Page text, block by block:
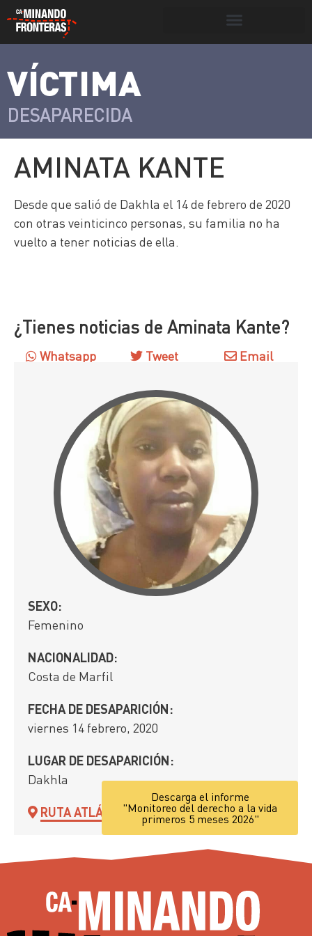
Víctimas y
victimarios
Portada » Víctimas
VÍCTIMA
DESAPARECIDA
AMINATA KANTE
Desde que salió de Dakhla el 14 de febrero de 2020
con otras veinticinco personas, su familia no ha
vuelto a tener noticias de ella.
¿Tienes noticias de Aminata Kante?
Whatsapp Tweet Email
SEXO:
Femenino
NACIONALIDAD:
Costa de Marfil
FECHA DE DESAPARICIÓN:
viernes 14 febrero, 2020
LUGAR DE DESAPARICIÓN:
Dakhla
RUTA ATLÁNTICA
Descarga el informe
"Monitoreo del derecho a la vida
primeros 5 meses 2026"